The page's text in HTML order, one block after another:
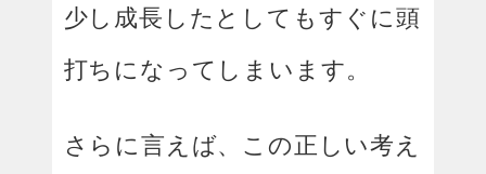
少し成長したとしてもすぐに頭
打ちになってしまいます。
さらに言えば、この正しい考え